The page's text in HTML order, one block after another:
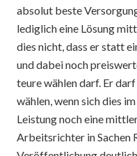
absolut beste
lediglich eine Lösung
dies nicht, dass er statt
und dabei noch
teure wählen darf. Er
wählen, wenn sich dies
Leistung noch eine
Arbeitsrichter in Sachen